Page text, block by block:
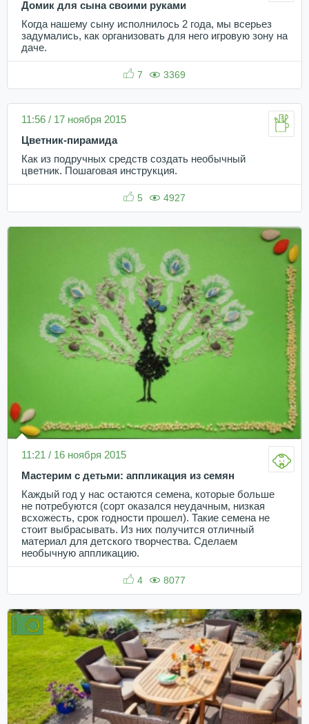
Домик для сына своими руками
Когда нашему сыну исполнилось 2 года, мы всерьез
задумались, как организовать для него игровую зону на
даче.
7 3369
11:56 / 17 ноября 2015
Цветник-пирамида
Как из подручных средств создать необычный
цветник. Пошаговая инструкция.
5 4927
11:21 / 16 ноября 2015
Мастерим с детьми: аппликация из семян
Каждый год у нас остаются семена, которые больше
не потребуются (сорт оказался неудачным, низкая
всхожесть, срок годности прошел). Такие семена не
стоит выбрасывать. Из них получится отличный
материал для детского творчества. Сделаем
необычную аппликацию.
4 8077